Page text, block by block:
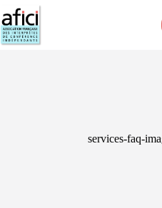
Passer
au
contenu
services-faq-